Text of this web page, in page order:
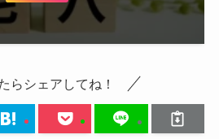
らシェアしてね！